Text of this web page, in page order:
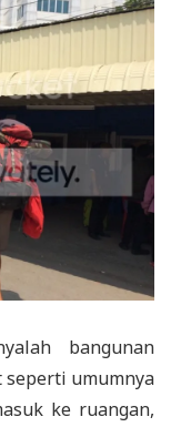
bangunan
umumnya
ke ruangan,